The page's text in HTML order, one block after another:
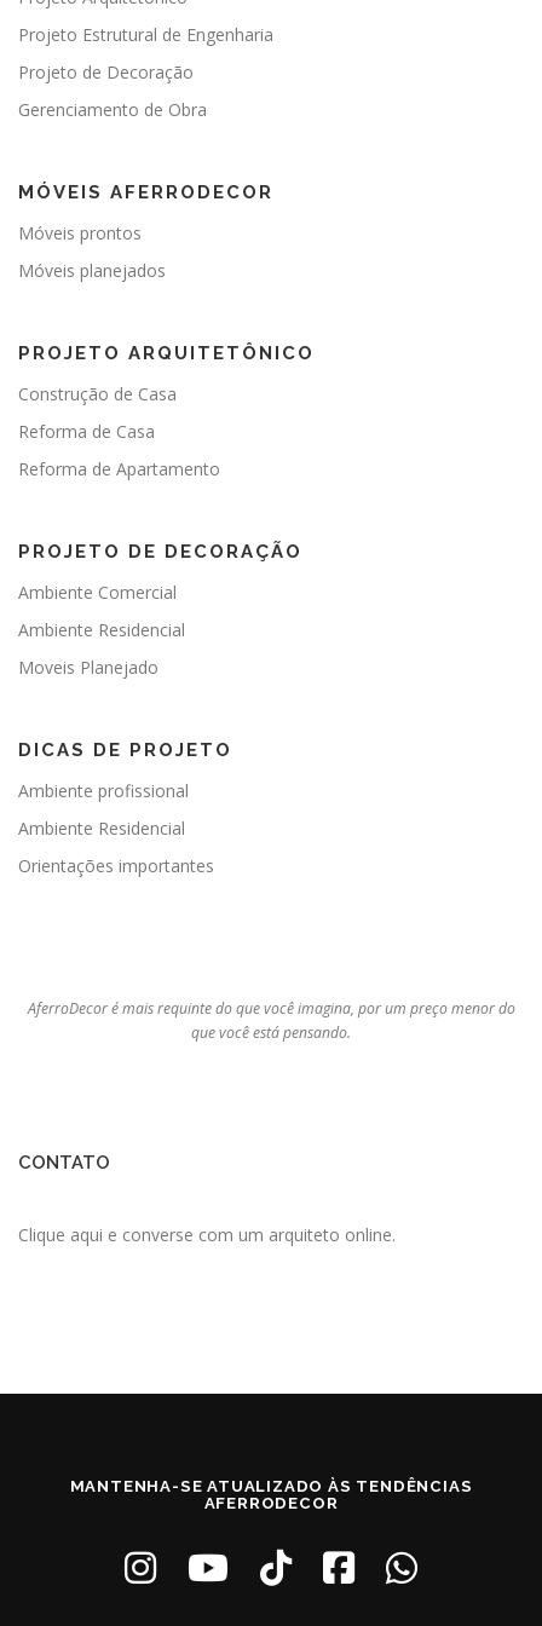
Projeto Estrutural de Engenharia
Projeto de Decoração
Gerenciamento de Obra
MÓVEIS AFERRODECOR
Móveis prontos
Móveis planejados
PROJETO ARQUITETÔNICO
Construção de Casa
Reforma de Casa
Reforma de Apartamento
PROJETO DE DECORAÇÃO
Ambiente Comercial
Ambiente Residencial
Moveis Planejado
DICAS DE PROJETO
Ambiente profissional
Ambiente Residencial
Orientações importantes
AferroDecor é mais requinte do que você imagina, por um preço menor do
que você está pensando.
CONTATO
Clique aqui e converse com um arquiteto online.
MANTENHA-SE ATUALIZADO ÀS TENDÊNCIAS
AFERRODECOR